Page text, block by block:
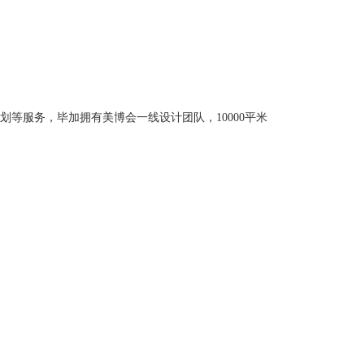
等服务，毕加拥有美博会一线设计团队，10000平米